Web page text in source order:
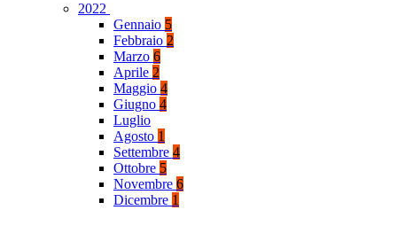
2022
Gennaio 5
Febbraio 2
Marzo 6
Aprile 2
Maggio 4
Giugno 4
Luglio
Agosto 1
Settembre 4
Ottobre 5
Novembre 6
Dicembre 1